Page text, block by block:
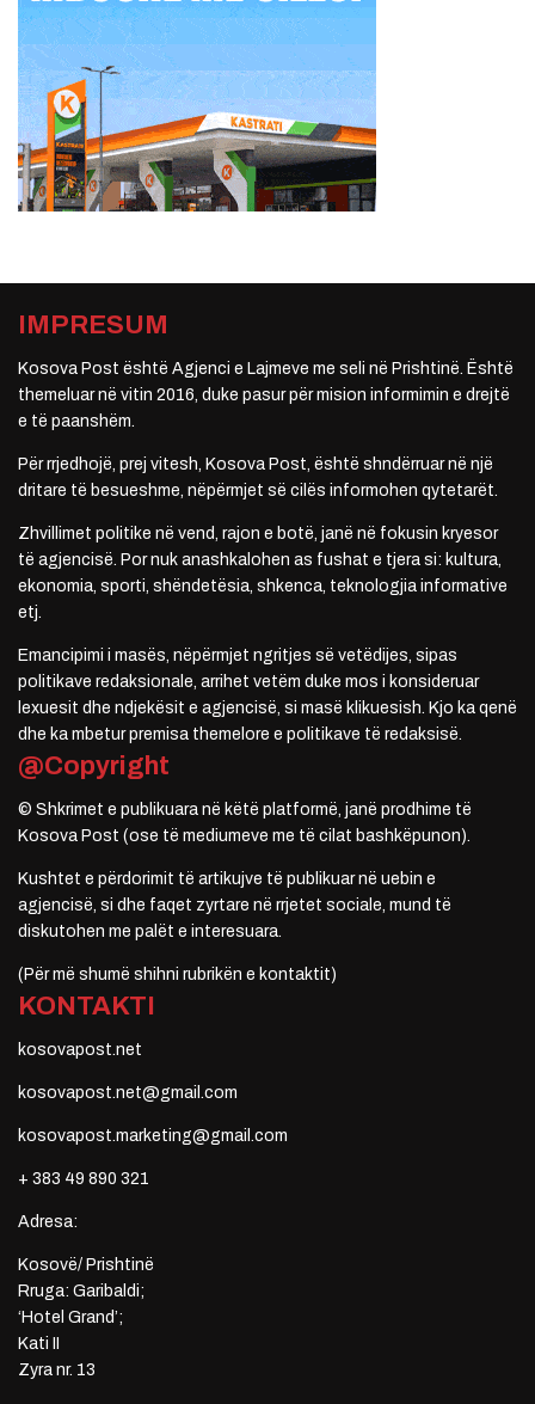
IMPRESUM
Kosova Post është Agjenci e Lajmeve me seli në Prishtinë. Është
themeluar në vitin 2016, duke pasur për mision informimin e drejtë
e të paanshëm.
Për rrjedhojë, prej vitesh, Kosova Post, është shndërruar në një
dritare të besueshme, nëpërmjet së cilës informohen qytetarët.
Zhvillimet politike në vend, rajon e botë, janë në fokusin kryesor
të agjencisë. Por nuk anashkalohen as fushat e tjera si: kultura,
ekonomia, sporti, shëndetësia, shkenca, teknologjia informative
etj.
Emancipimi i masës, nëpërmjet ngritjes së vetëdijes, sipas
politikave redaksionale, arrihet vetëm duke mos i konsideruar
lexuesit dhe ndjekësit e agjencisë, si masë klikuesish. Kjo ka qenë
dhe ka mbetur premisa themelore e politikave të redaksisë.
@Copyright
© Shkrimet e publikuara në këtë platformë, janë prodhime të
Kosova Post (ose të mediumeve me të cilat bashkëpunon).
Kushtet e përdorimit të artikujve të publikuar në uebin e
agjencisë, si dhe faqet zyrtare në rrjetet sociale, mund të
diskutohen me palët e interesuara.
(Për më shumë shihni rubrikën e kontaktit)
KONTAKTI
kosovapost.net
kosovapost.net@gmail.com
kosovapost.marketing@gmail.com
+ 383 49 890 321
Adresa:
Kosovë/ Prishtinë
Rruga: Garibaldi;
‘Hotel Grand’;
Kati II
Zyra nr. 13